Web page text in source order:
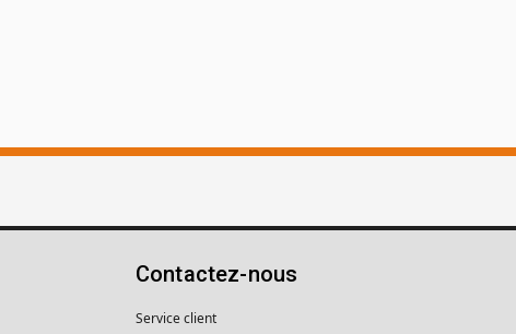
Contactez-nous
Service client